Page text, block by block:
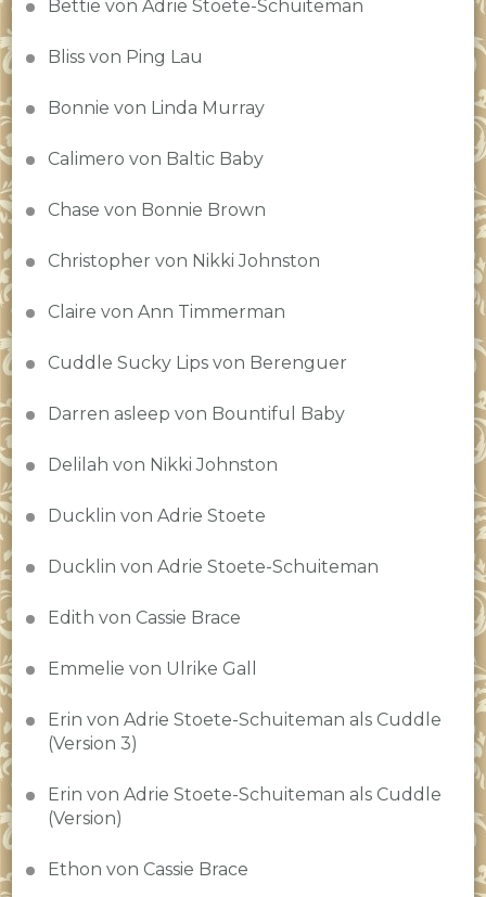
Bettie von Adrie Stoete-Schuiteman
Bliss von Ping Lau
Bonnie von Linda Murray
Calimero von Baltic Baby
Chase von Bonnie Brown
Christopher von Nikki Johnston
Claire von Ann Timmerman
Cuddle Sucky Lips von Berenguer
Darren asleep von Bountiful Baby
Delilah von Nikki Johnston
Ducklin von Adrie Stoete
Ducklin von Adrie Stoete-Schuiteman
Edith von Cassie Brace
Emmelie von Ulrike Gall
Erin von Adrie Stoete-Schuiteman als Cuddle
(Version 3)
Erin von Adrie Stoete-Schuiteman als Cuddle
(Version)
Ethon von Cassie Brace